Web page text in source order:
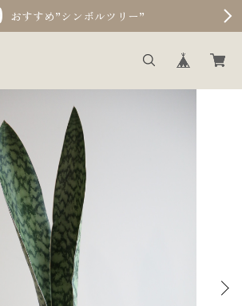
おすすめ”シンボルツリー”